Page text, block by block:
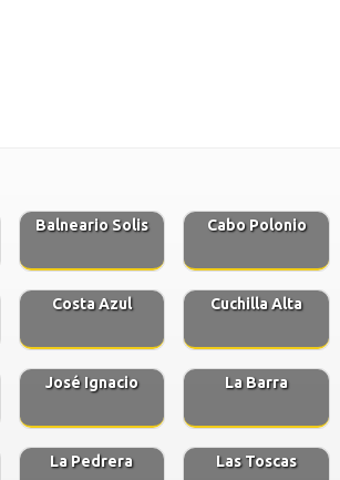
Balneario Solis Cabo Polonio
Costa Azul Cuchilla Alta
José Ignacio La Barra
La Pedrera Las Toscas